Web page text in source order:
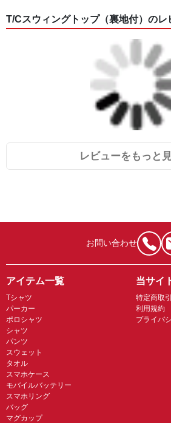
T/Cスウィングトップ（裏地付）のレ
レビューをもっと
お問い合わせ
アイテム一覧
Tシャツ
パーカー
ポロシャツ
シャツ
パンツ
スウェット
タオル
スマホケース
モバイルバッテリー
スマホリング
バッグ
マグカップ
当サイ
特定商取
利用規約
プライバ